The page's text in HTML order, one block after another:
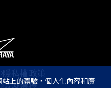
隱私權政策
上的體驗，個人化內容和廣